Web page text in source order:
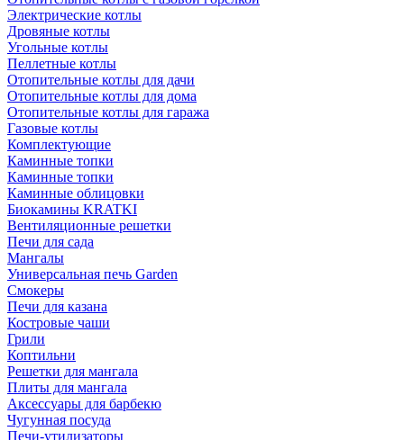
Электрические котлы
Дровяные котлы
Угольные котлы
Пеллетные котлы
Отопительные котлы для дачи
Отопительные котлы для дома
Отопительные котлы для гаража
Газовые котлы
Комплектующие
Каминные топки
Каминные топки
Каминные облицовки
Биокамины KRATKI
Вентиляционные решетки
Печи для сада
Мангалы
Универсальная печь Garden
Смокеры
Печи для казана
Костровые чаши
Грили
Коптильни
Решетки для мангала
Плиты для мангала
Аксессуары для барбекю
Чугунная посуда
Печи-утилизаторы